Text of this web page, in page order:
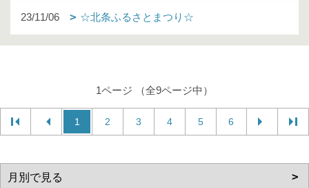
23/11/06 ☆北条ふるさとまつり☆
1ページ （全9ページ中）
1 2 3 4 5 6